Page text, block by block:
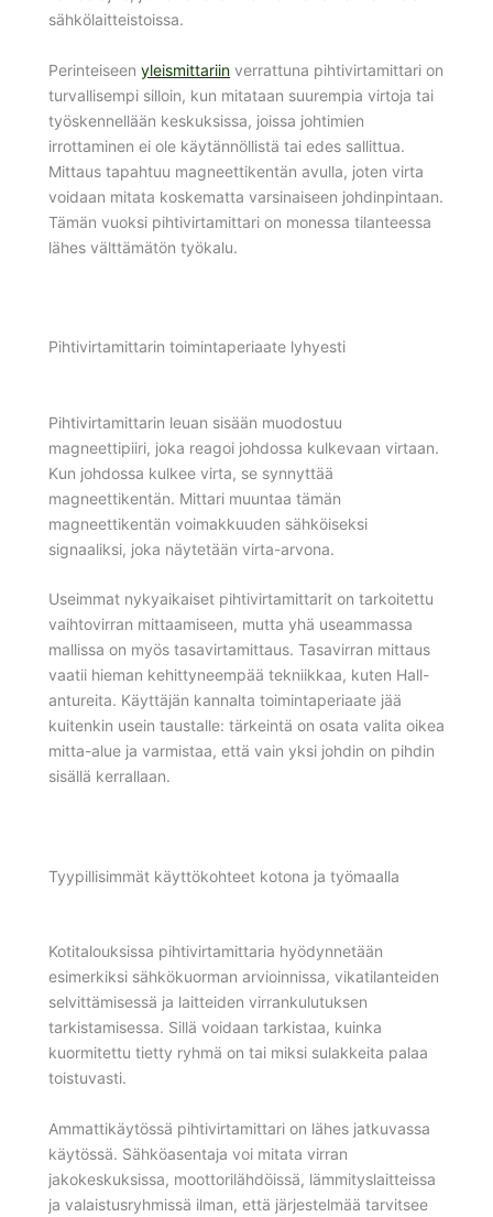
sähkölaitteistoissa.
Perinteiseen yleismittariin verrattuna pihtivirtamittari on
turvallisempi silloin, kun mitataan suurempia virtoja tai
työskennellään keskuksissa, joissa johtimien
irrottaminen ei ole käytännöllistä tai edes sallittua.
Mittaus tapahtuu magneettikentän avulla, joten virta
voidaan mitata koskematta varsinaiseen johdinpintaan.
Tämän vuoksi pihtivirtamittari on monessa tilanteessa
lähes välttämätön työkalu.
Pihtivirtamittarin toimintaperiaate lyhyesti
Pihtivirtamittarin leuan sisään muodostuu
magneettipiiri, joka reagoi johdossa kulkevaan virtaan.
Kun johdossa kulkee virta, se synnyttää
magneettikentän. Mittari muuntaa tämän
magneettikentän voimakkuuden sähköiseksi
signaaliksi, joka näytetään virta-arvona.
Useimmat nykyaikaiset pihtivirtamittarit on tarkoitettu
vaihtovirran mittaamiseen, mutta yhä useammassa
mallissa on myös tasavirtamittaus. Tasavirran mittaus
vaatii hieman kehittyneempää tekniikkaa, kuten Hall-
antureita. Käyttäjän kannalta toimintaperiaate jää
kuitenkin usein taustalle: tärkeintä on osata valita oikea
mitta-alue ja varmistaa, että vain yksi johdin on pihdin
sisällä kerrallaan.
Tyypillisimmät käyttökohteet kotona ja työmaalla
Kotitalouksissa pihtivirtamittaria hyödynnetään
esimerkiksi sähkökuorman arvioinnissa, vikatilanteiden
selvittämisessä ja laitteiden virrankulutuksen
tarkistamisessa. Sillä voidaan tarkistaa, kuinka
kuormitettu tietty ryhmä on tai miksi sulakkeita palaa
toistuvasti.
Ammattikäytössä pihtivirtamittari on lähes jatkuvassa
käytössä. Sähköasentaja voi mitata virran
jakokeskuksissa, moottorilähdöissä, lämmityslaitteissa
ja valaistusryhmissä ilman, että järjestelmää tarvitsee